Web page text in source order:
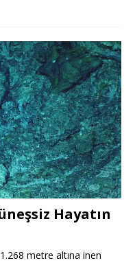
Hayatın
metre altına inen